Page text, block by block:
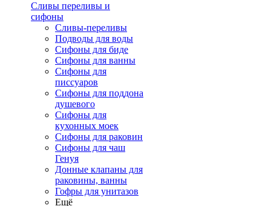
Сливы переливы и
сифоны
Сливы-переливы
Подводы для воды
Сифоны для биде
Сифоны для ванны
Сифоны для
писсуаров
Сифоны для поддона
душевого
Сифоны для
кухонных моек
Сифоны для раковин
Сифоны для чаш
Генуя
Донные клапаны для
раковины, ванны
Гофры для унитазов
Ещё